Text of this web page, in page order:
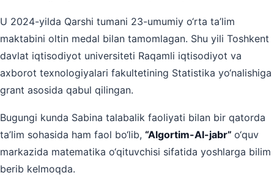
U 2024-yilda Qarshi tumani 23-umumiy o‘rta ta’lim
maktabini oltin medal bilan tamomlagan. Shu yili Toshkent
davlat iqtisodiyot universiteti Raqamli iqtisodiyot va
axborot texnologiyalari fakultetining Statistika yo‘nalishiga
grant asosida qabul qilingan.
Bugungi kunda Sabina talabalik faoliyati bilan bir qatorda
ta’lim sohasida ham faol bo‘lib, “Algortim-Al-jabr” o‘quv
markazida matematika o‘qituvchisi sifatida yoshlarga bilim
berib kelmoqda.